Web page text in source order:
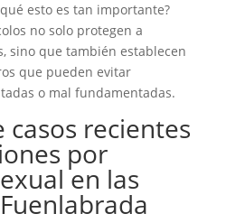
esto es tan importante?
no solo protegen a
sino que también establecen
que pueden evitar
o mal fundamentadas.
casos recientes
por
en las